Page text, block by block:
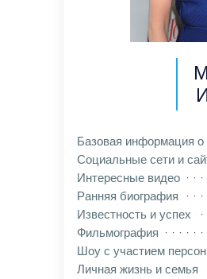
Базовая информация о
Социальные сети и
Интересные видео
Ранняя биография
Известность и успех
Фильмография
Шоу с участием
Личная жизнь и семья